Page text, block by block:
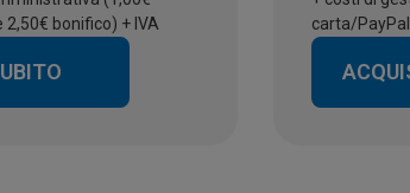
bonifico) + IVA
carta/